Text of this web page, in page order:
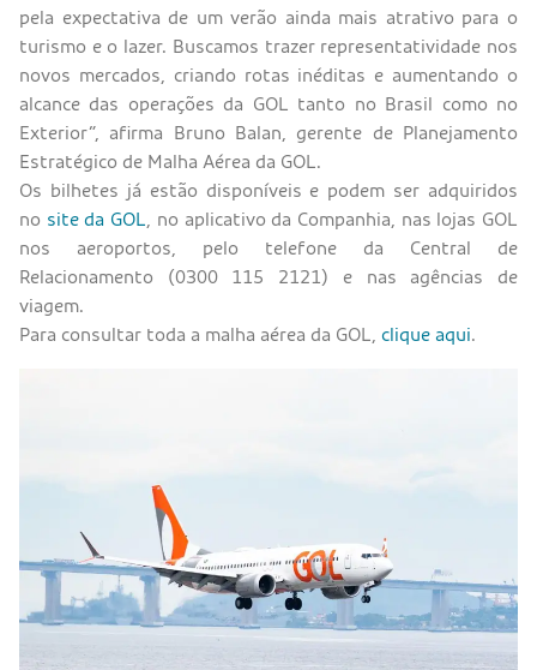
pela expectativa de um verão ainda mais atrativo para o
turismo e o lazer. Buscamos trazer representatividade nos
novos mercados, criando rotas inéditas e aumentando o
alcance das operações da GOL tanto no Brasil como no
Exterior”, afirma Bruno Balan, gerente de Planejamento
Estratégico de Malha Aérea da GOL.
Os bilhetes já estão disponíveis e podem ser adquiridos
no site da GOL , no aplicativo da Companhia, nas lojas GOL
nos aeroportos, pelo telefone da Central de
Relacionamento (0300 115 2121) e nas agências de
viagem.
Para consultar toda a malha aérea da GOL, clique aqui.